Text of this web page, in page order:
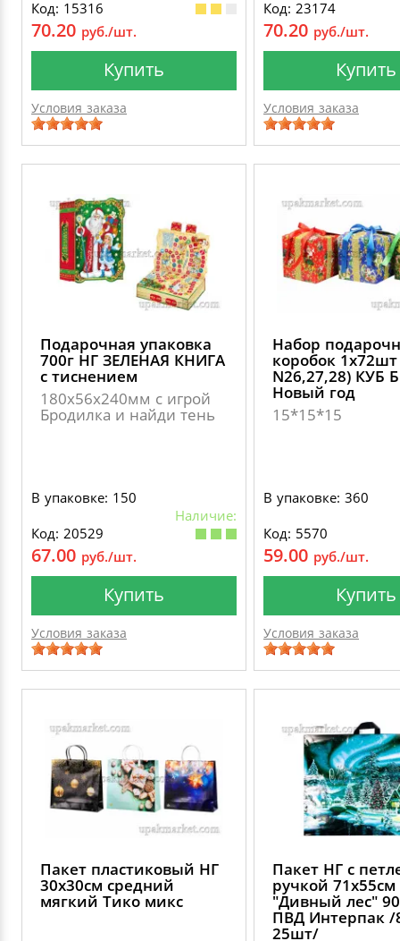
Код: 15316
70.20 руб./шт.
Купить
Условия заказа
Код: 23174
70.20 руб./шт.
Купить
Условия заказа
Подарочная упаковка
700г НГ ЗЕЛЕНАЯ КНИГА
с тиснением
180х56х240мм с игрой
Бродилка и найди тень
В упаковке: 150
Наличие:
Код: 20529
67.00 руб./шт.
Купить
Условия заказа
Набор
коробок 1х72шт
N26,27,28) КУБ
Новый год
15*15*15
В упаковке: 360
Код: 5570
59.00 руб./шт.
Купить
Условия заказа
Пакет пластиковый НГ
30х30см средний
мягкий Тико микс
Пакет НГ с
ручкой 71х55см
"Дивный лес"
ПВД Интерпак /
25шт/